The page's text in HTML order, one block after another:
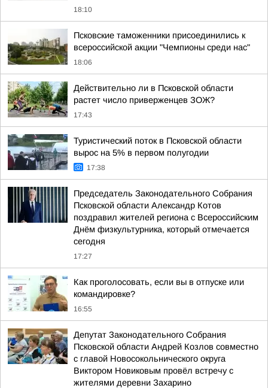
18:10
Псковские таможенники присоединились к
всероссийской акции "Чемпионы среди нас"
18:06
Действительно ли в Псковской области
растет число приверженцев ЗОЖ?
17:43
Туристический поток в Псковской области
вырос на 5% в первом полугодии
17:38
Председатель Законодательного Собрания
Псковской области Александр Котов
поздравил жителей региона с Всероссийским
Днём физкультурника, который отмечается
сегодня
17:27
Как проголосовать, если вы в отпуске или
командировке?
16:55
Депутат Законодательного Собрания
Псковской области Андрей Козлов совместно
с главой Новосокольнического округа
Виктором Новиковым провёл встречу с
жителями деревни Захарино